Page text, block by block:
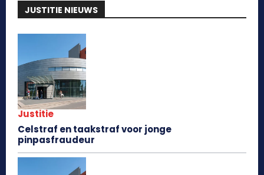
JUSTITIE NIEUWS
Justitie
Celstraf en taakstraf voor jonge
pinpasfraudeur